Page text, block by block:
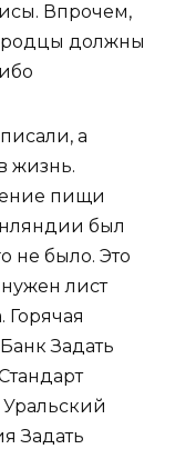
Впрочем,
должны
а
жизнь.
пищи
был
не было. Это
лист
Горячая
Задать
Уральский
Задать